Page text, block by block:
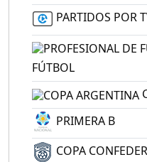
PARTIDOS POR
FÚTBOL
PRIMERA B
COPA